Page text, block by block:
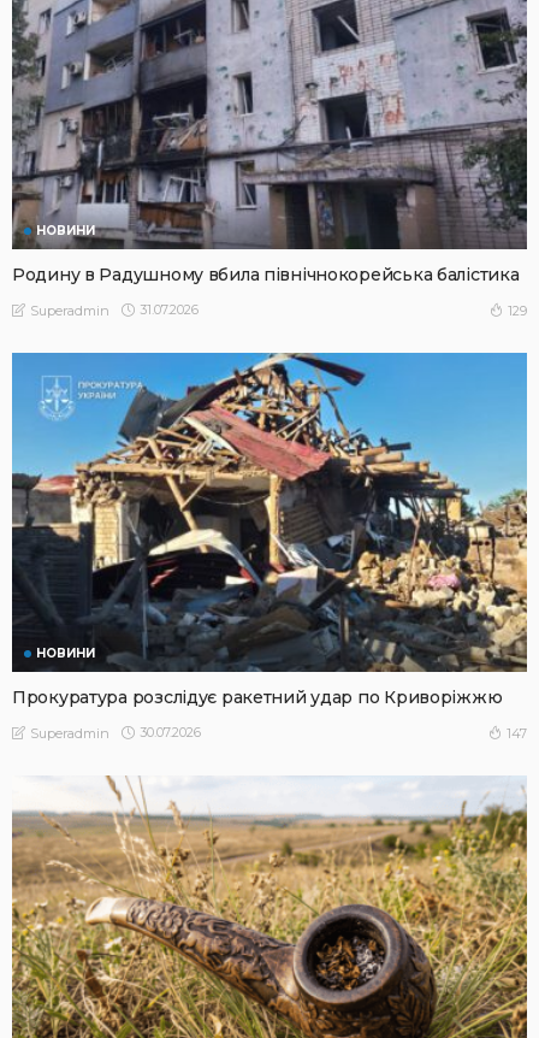
НОВИНИ
Родину в Радушному вбила північнокорейська балістика
Superadmin 31.07.2026 129
НОВИНИ
Прокуратура розслідує ракетний удар по Криворіжжю
Superadmin 30.07.2026 147